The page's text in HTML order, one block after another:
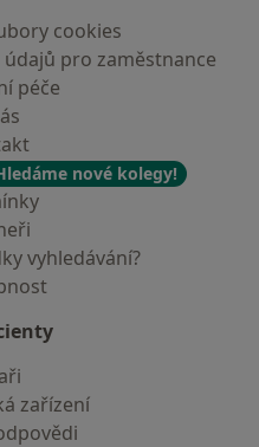
cookies
pro zaměstnance
péče
nové kolegy!
vyhledávání?
zařízení